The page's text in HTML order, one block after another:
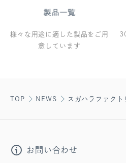
様々な用途に適した製品をご用
意しています
TOP NEWS スガハラファク
お問い合わせ